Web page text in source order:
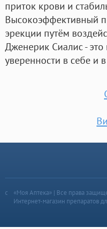
приток крови и
Высокоэффективный
эрекции путём
Дженерик Сиалис -
уверенности в себе и
«Моя Аптека» | Все права
Интернет-магазин препаратов